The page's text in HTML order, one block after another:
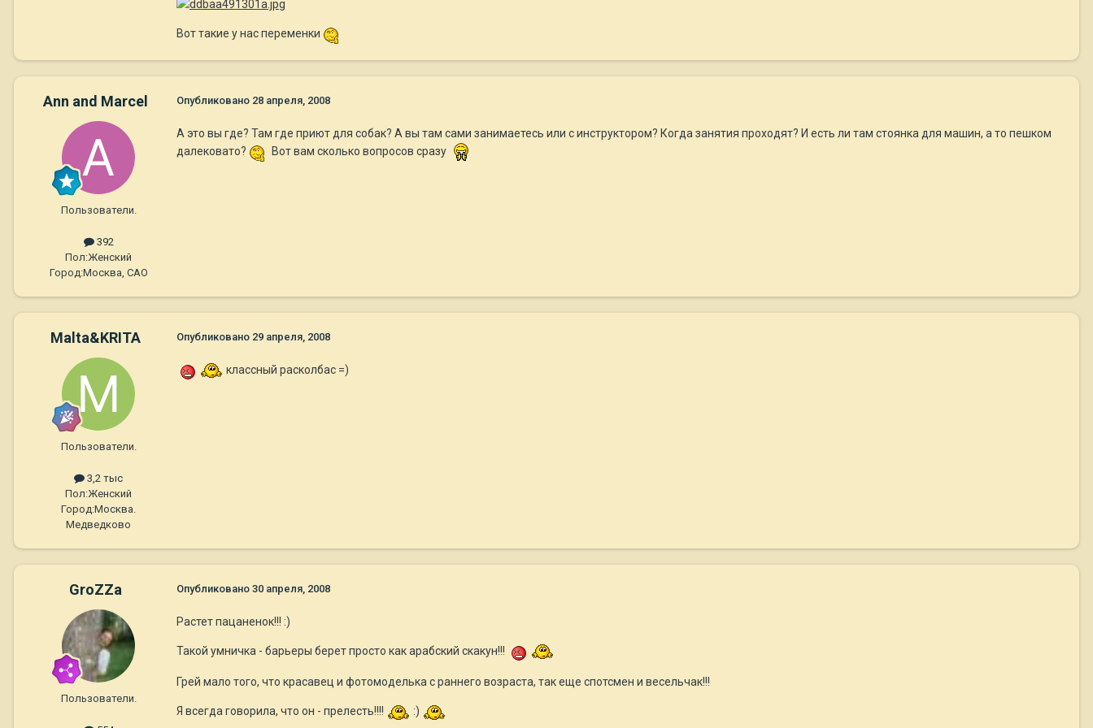
Вот такие у нас переменки
Ann and Marcel
Пользователи.
392
Пол:Женский
Город:Москва, САО
Опубликовано 28 апреля, 2008
А это вы где? Там где приют для собак? А вы там сами занимаетесь или с инструктором? Когда занятия проходят? И есть ли там стоянка для машин, а то пешком
далековато?
Вот вам сколько вопросов сразу
Malta&KRITA
Пользователи.
3,2 тыс
Пол:Женский
Город:Москва.
Медведково
Опубликовано 29 апреля, 2008
классный расколбас =)
GroZZa
Пользователи.
Опубликовано 30 апреля, 2008
Растет пацаненок!!! :)
Такой умничка - барьеры берет просто как арабский скакун!!!
Грей мало того, что красавец и фотомоделька с раннего возраста, так еще спотсмен и весельчак!!!
Я всегда говорила, что он - прелесть!!!! :)